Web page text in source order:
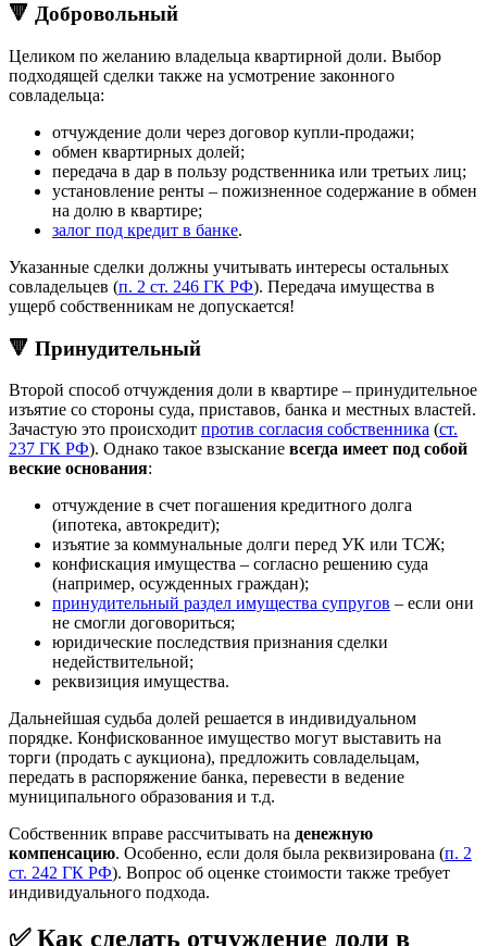
🔻 Добровольный
Целиком по желанию владельца квартирной доли. Выбор
подходящей сделки также на усмотрение законного
совладельца:
отчуждение доли через договор купли-продажи;
обмен квартирных долей;
передача в дар в пользу родственника или третьих лиц;
установление ренты – пожизненное содержание в обмен
на долю в квартире;
залог под кредит в банке.
Указанные сделки должны учитывать интересы остальных
совладельцев (п. 2 ст. 246 ГК РФ). Передача имущества в
ущерб собственникам не допускается!
🔻 Принудительный
Второй способ отчуждения доли в квартире – принудительное
изъятие со стороны суда, приставов, банка и местных властей.
Зачастую это происходит против согласия собственника (ст.
237 ГК РФ). Однако такое взыскание всегда имеет под собой
веские основания:
отчуждение в счет погашения кредитного долга
(ипотека, автокредит);
изъятие за коммунальные долги перед УК или ТСЖ;
конфискация имущества – согласно решению суда
(например, осужденных граждан);
принудительный раздел имущества супругов – если они
не смогли договориться;
юридические последствия признания сделки
недействительной;
реквизиция имущества.
Дальнейшая судьба долей решается в индивидуальном
порядке. Конфискованное имущество могут выставить на
торги (продать с аукциона), предложить совладельцам,
передать в распоряжение банка, перевести в ведение
муниципального образования и т.д.
Собственник вправе рассчитывать на денежную
компенсацию. Особенно, если доля была реквизирована (п. 2
ст. 242 ГК РФ). Вопрос об оценке стоимости также требует
индивидуального подхода.
✅ Как сделать отчуждение доли в